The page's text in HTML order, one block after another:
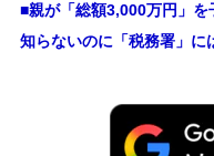
■親が「総額3,000万円」
知らないのに「税務署」に